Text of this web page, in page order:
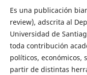
Es una publicación
review), adscrita al
Universidad de
toda contribución
políticos, económicos,
partir de distintas